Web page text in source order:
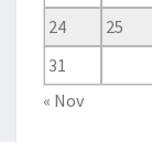
24
25
31
« Nov